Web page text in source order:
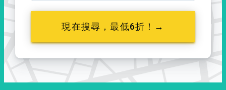
現在搜尋，最低6折！→